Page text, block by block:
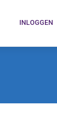
INLOGGEN